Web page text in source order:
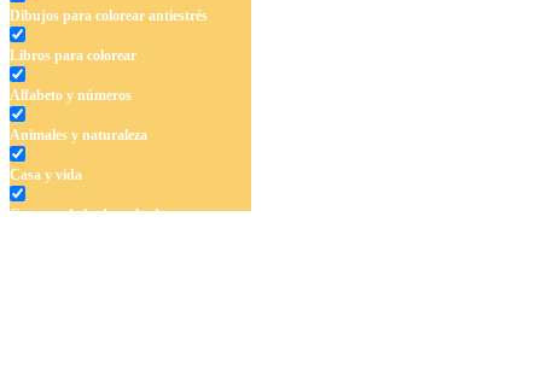
Dibujos para colorear antiestrés
Libros para colorear
Alfabeto y números
Animales y naturaleza
Casa y vida
Cuentos de hadas y hadas